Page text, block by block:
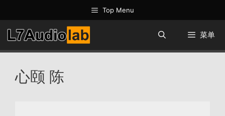
至
内
容
Top Menu
菜单
心颐 陈